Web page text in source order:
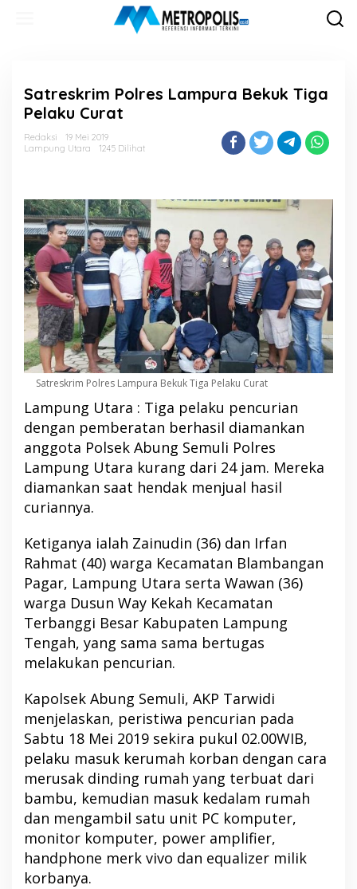
Satreskrim Polres Lampura Bekuk Tiga
Pelaku Curat
Redaksi
19 Mei 2019
Lampung Utara
1245 Dilihat
Satreskrim Polres Lampura Bekuk Tiga Pelaku Curat
Lampung Utara : Tiga pelaku pencurian
dengan pemberatan berhasil diamankan
anggota Polsek Abung Semuli Polres
Lampung Utara kurang dari 24 jam. Mereka
diamankan saat hendak menjual hasil
curiannya.
Ketiganya ialah Zainudin (36) dan Irfan
Rahmat (40) warga Kecamatan Blambangan
Pagar, Lampung Utara serta Wawan (36)
warga Dusun Way Kekah Kecamatan
Terbanggi Besar Kabupaten Lampung
Tengah, yang sama sama bertugas
melakukan pencurian.
Kapolsek Abung Semuli, AKP Tarwidi
menjelaskan, peristiwa pencurian pada
Sabtu 18 Mei 2019 sekira pukul 02.00WIB,
pelaku masuk kerumah korban dengan cara
merusak dinding rumah yang terbuat dari
bambu, kemudian masuk kedalam rumah
dan mengambil satu unit PC komputer,
monitor komputer, power amplifier,
handphone merk vivo dan equalizer milik
korbanya.